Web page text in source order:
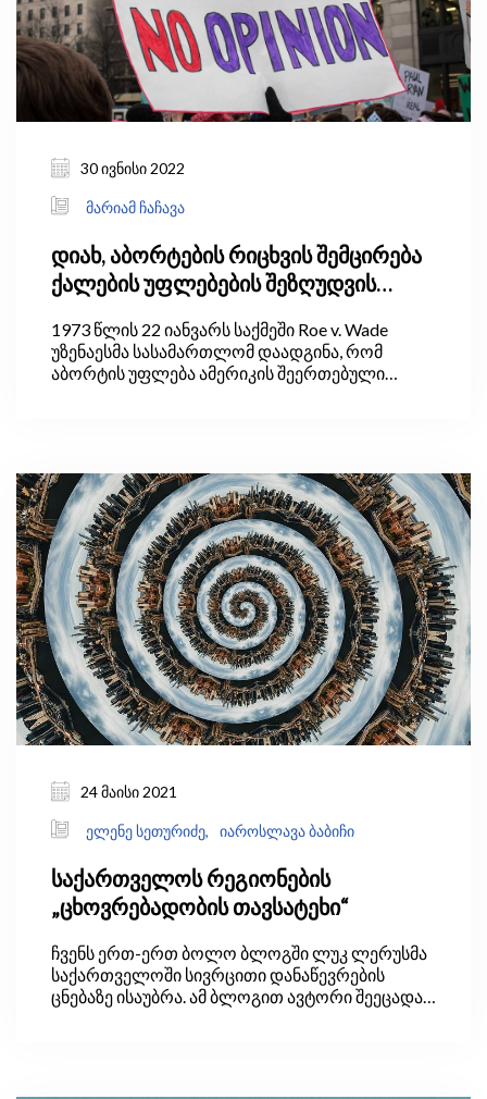
30 ივნისი 2022
მარიამ ჩაჩავა
დიახ, აბორტების რიცხვის შემცირება
ქალების უფლებების შეზღუდვის
1973 წლის 22 იანვარს საქმეში Roe v. Wade
უზენაესმა სასამართლომ დაადგინა, რომ
აბორტის უფლება ამერიკის შეერთებული
შეზღუდვა.
24 მაისი 2021
ელენე სეთურიძე, იაროსლავა ბაბიჩი
საქართველოს რეგიონების
„ცხოვრებადობის თავსატეხი“
ჩვენს ერთ-ერთ ბოლო ბლოგში ლუკ ლერუსმა
საქართველოში სივრცითი დანაწევრების
ცნებაზე ისაუბრა. ამ ბლოგით ავტორი შეეცადა,